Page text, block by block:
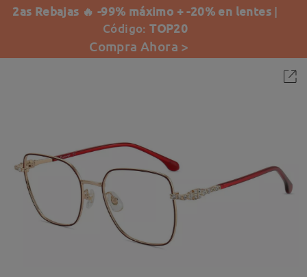
2as Rebajas 🔥 -99% máximo + -20% en lentes |
Código:TOP20
Compra Ahora >